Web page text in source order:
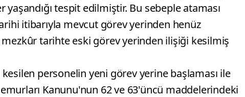
tespit edilmiştir. Bu sebeple ataması
itibarıyla mevcut görev yerinden henüz
tarihte eski görev yerinden ilişiği kesilmiş
personelin yeni görev yerine başlaması ile
Kanunu'nun 62 ve 63'üncü maddelerindeki